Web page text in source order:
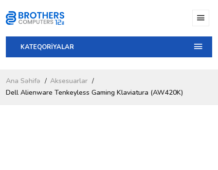
KATEQORİYALAR
Ana Səhifə
Aksesuarlar
Dell Alienware Tenkeyless Gaming Klaviatura (AW420K)